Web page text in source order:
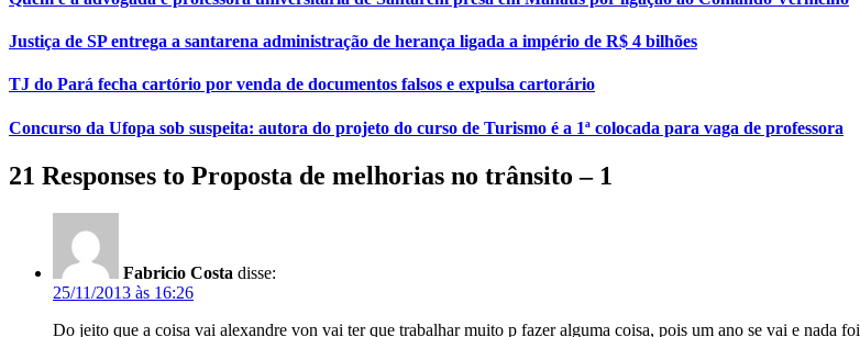
Justiça de SP entrega a santarena administração de herança ligada a império de R$ 4 bilhões
TJ do Pará fecha cartório por venda de documentos falsos e expulsa cartorário
Concurso da Ufopa sob suspeita: autora do projeto do curso de Turismo é a 1ª colocada para vaga de professora
21 Responses to Proposta de melhorias no trânsito – 1
Fabricio Costa disse:
25/11/2013 às 16:26
Do jeito que a coisa vai alexandre von vai ter que trabalhar muito p fazer alguma coisa, pois um ano se vai e nada